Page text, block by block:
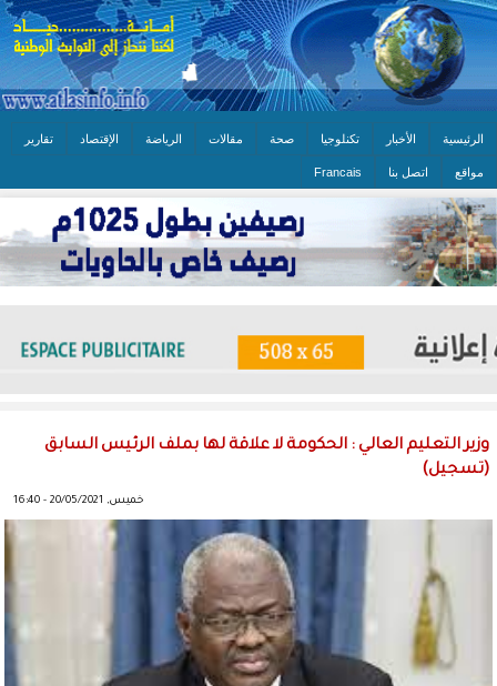
الرئيسية الأخبار تكنلوجيا صحة مقالات الرياضة الإقتصاد تقارير
مواقع اتصل بنا Francais
وزير التعليم العالي : الحكومة لا علاقة لها بملف الرئيس السابق
(تسجيل)
خميس, 20/05/2021 - 16:40